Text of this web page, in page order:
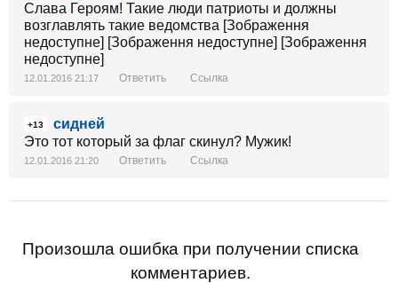
Слава Героям! Такие люди патриоты и должны
возглавлять такие ведомства [Зображення
недоступне] [Зображення недоступне] [Зображення
недоступне]
12.01.2016 21:17 Ответить Ссылка
+13
сидней
Это тот который за флаг скинул? Мужик!
12.01.2016 21:20 Ответить Ссылка
Произошла ошибка при получении списка
комментариев.